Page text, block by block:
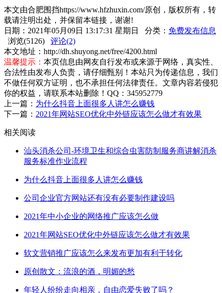
本文由合肥围挡https://www.hfzhuxin.com/原创，版权所有，转
载请注明出处，并保留本链接，谢谢!
日期：2021年05月09日 13:17:31 星期日 分类： 免费发布信息
浏览(5126) 评论(2)
本文地址：http://dh.shuyong.net/free/4200.html
温馨提示： 本页信息由网友自行发布或来源于网络，真实性、
合法性由发布人负责，请仔细甄别！本站只为传递信息，我们
不做任何双方证明，也不承担任何法律责任。文章内容若侵犯
你的权益，请联系本站删除！QQ：345952779
上一篇： 为什么抖音上面很多人讲怎么赚钱
下一篇： 2021年网站SEO优化中外链应该怎么做才有效果
相关阅读
汕头消杀公司-环境卫生和综合虫害防制服务商讲解消杀
服务标准作业流程
为什么抖音上面很多人讲怎么赚钱
公司企业官方网站还有没有必要制作建设吗
2021年中小企业的网络推广应该怎么做
2021年网站SEO优化中外链应该怎么做才有效果
软文营销推广应该怎么来发布更加有利于转化
原创散文：流浪的酒，明媚的愁
年轻人纷纷走向相亲，自由恋爱失败了吗？